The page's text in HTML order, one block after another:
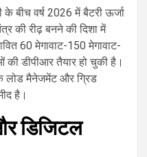
के बीच वर्ष 2026 में बैटरी ऊर्जा
की रीढ़ बनने की दिशा में
60 मेगावाट-150 मेगावाट-
की डीपीआर तैयार हो चुकी है।
लोड मैनेजमेंट और ग्रिड
है।
डिजिटल